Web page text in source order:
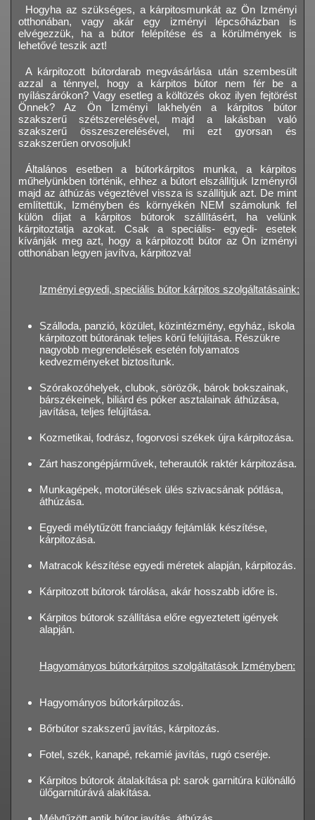
Hogyha az szükséges, a kárpitosmunkát az Ön Izményi
otthonában, vagy akár egy izményi lépcsőházban is
elvégezzük, ha a bútor felépítése és a körülmények is
lehetővé teszik azt!
A kárpitozott bútordarab megvásárlása után szembesült
azzal a ténnyel, hogy a kárpitos bútor nem fér be a
nyílászárókon? Vagy esetleg a költözés okoz ilyen fejtörést
Önnek? Az Ön Izményi lakhelyén a kárpitos bútor
szakszerű szétszerelésével, majd a lakásban való
szakszerű összeszerelésével, mi ezt gyorsan és
szakszerűen orvosoljuk!
Általános esetben a bútorkárpitos munka, a kárpitos
műhelyünkben történik, ehhez a bútort elszállítjuk Izményről
majd az áthúzás végeztével vissza is szállítjuk azt. De mint
említettük, Izményben és környékén NEM számolunk fel
külön díjat a kárpitos bútorok szállításért, ha velünk
kárpitoztatja azokat. Csak a speciális- egyedi- esetek
kívánják meg azt, hogy a kárpitozott bútor az Ön izményi
otthonában legyen javítva, kárpitozva!
Izményi egyedi, speciális bútor kárpitos szolgáltatásaink:
Szálloda, panzió, közület, közintézmény, egyház, iskola
kárpitozott bútorának teljes körű felújítása. Részükre
nagyobb megrendelések esetén folyamatos
kedvezményeket biztosítunk.
Szórakozóhelyek, clubok, sörözők, bárok bokszainak,
bárszékeinek, biliárd és póker asztalainak áthúzása,
javítása, teljes felújítása.
Kozmetikai, fodrász, fogorvosi székek újra kárpitozása.
Zárt haszongépjárművek, teherautók raktér kárpitozása.
Munkagépek, motorülések ülés szivacsának pótlása,
áthúzása.
Egyedi mélytűzött franciaágy fejtámlák készítése,
kárpitozása.
Matracok készítése egyedi méretek alapján, kárpitozás.
Kárpitozott bútorok tárolása, akár hosszabb időre is.
Kárpitos bútorok szállítása előre egyeztetett igények
alapján.
Hagyományos bútorkárpitos szolgáltatások Izményben:
Hagyományos bútorkárpitozás.
Bőrbútor szakszerű javítás, kárpitozás.
Fotel, szék, kanapé, rekamié javítás, rugó cseréje.
Kárpitos bútorok átalakítása pl: sarok garnitúra különálló
ülőgarnitúrává alakítása.